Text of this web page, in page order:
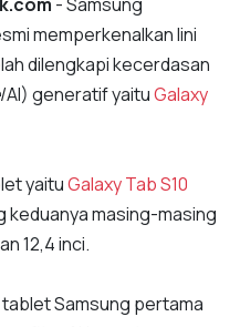
memperkenalkan lini
dilengkapi kecerdasan
/AI) generatif yaituGalaxy
yaituGalaxy Tab S10
keduanya masing-masing
12,4 inci.
Samsung pertama